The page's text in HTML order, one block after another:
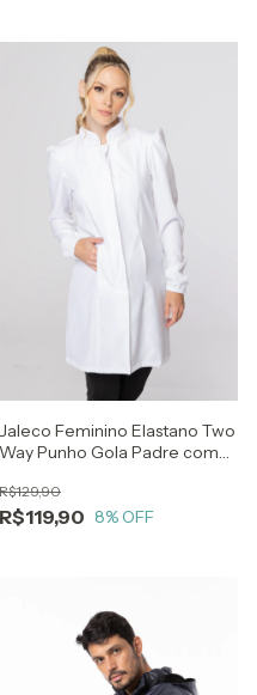
Jaleco Feminino Elastano Two
Way Punho Gola Padre com
R$119,90
R$129,90
8% OFF